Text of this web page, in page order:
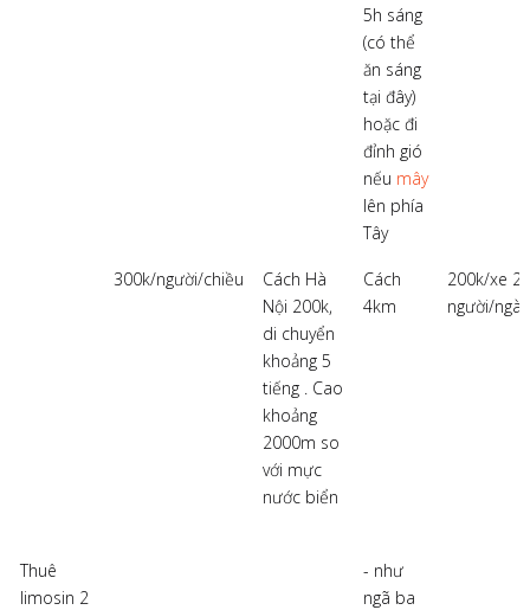
5h sáng
(có thể
ăn sáng
tại đây)
hoặc đi
đỉnh gió
nếu mây
lên phía
Tây
300k/người/chiều
Cách Hà
Nội 200k,
di chuyển
khoảng 5
tiếng . Cao
khoảng
2000m so
với mực
nước biển
Cách
4km
200k/xe 2
người/ngày
Thuê
limosin 2
- như
ngã ba